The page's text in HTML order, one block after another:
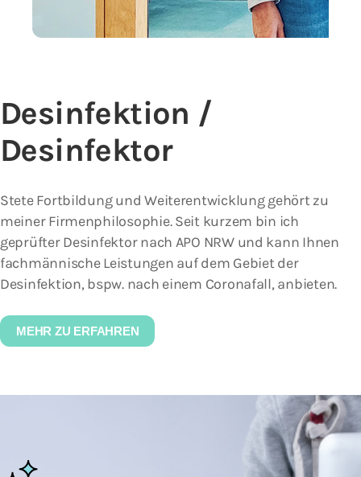
Desinfektion /
Desinfektor
Stete Fortbildung und Weiterentwicklung gehört zu
meiner Firmenphilosophie. Seit kurzem bin ich
geprüfter Desinfektor nach APO NRW und kann Ihnen
fachmännische Leistungen auf dem Gebiet der
Desinfektion, bspw. nach einem Coronafall, anbieten.
MEHR ZU ERFAHREN